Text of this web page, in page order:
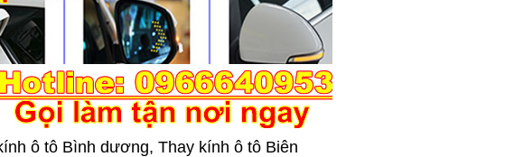
ô tô Bình dương, Thay kính ô tô Biên